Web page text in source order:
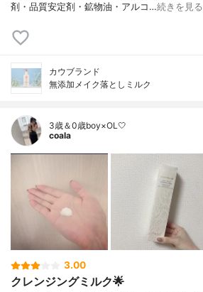
剤・品質安定剤・鉱物油・アルコ…続きを見る
カウブランド
無添加メイク落としミルク
3歳＆0歳boy×OL🤍
coala
3.00
クレンジングミルク🌟